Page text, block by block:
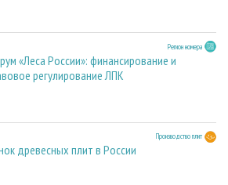
Регион номера
«Леса России»: финансирование и
регулирование ЛПК
Производство плит
древесных плит в России